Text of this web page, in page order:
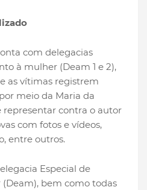
com delegacias
à mulher (Deam 1 e 2),
as vítimas registrem
meio da Maria da
representar contra o autor
com fotos e vídeos,
entre outros.
Especial de
bem como todas